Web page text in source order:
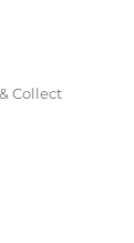
Collect